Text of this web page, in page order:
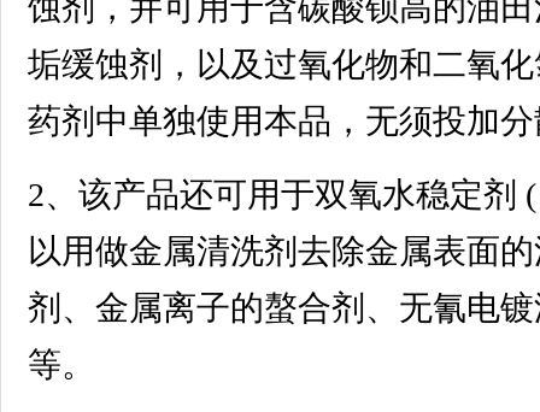
垢缓蚀剂，以及过氧化物和二氧
药剂中单独使用本品，无须投加
2、该产品还可用于双氧水稳定剂
以用做金属清洗剂去除金属表面
剂、金属离子的螯合剂、无氰电
等。